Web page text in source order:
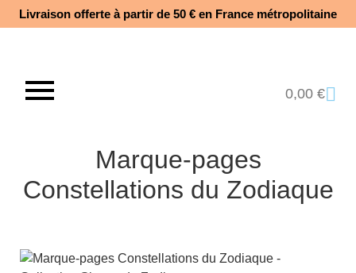
Livraison offerte à partir de 50 € en France métropolitaine​
0,00€
Marque-pages
Constellations du Zodiaque